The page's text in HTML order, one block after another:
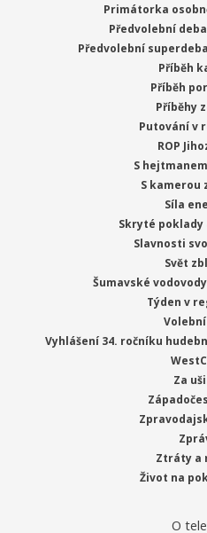
Primátorka
Předvolební
Předvolební
Příběh
Příběh
Příběhy
Putování v
ROP
S
S kamerou
Síla
Skryté
Slavnosti
Svět
Šumavské
Týden v
Vyhlášení 34. ročníku
Za
Ztráty a
Život na
O